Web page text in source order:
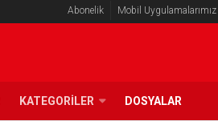
Abonelik Mobil Uygulamalarımız
KATEGORILER DOSYALAR